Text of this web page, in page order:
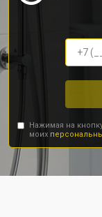
Нажимая на
моих